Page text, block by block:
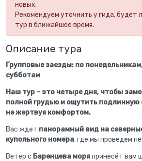
новых.
Рекомендуем уточнить у гида, будет
тур в ближайшее время.
Описание тура
Групповые заезды: по
субботам
Наш тур – это четыре дня, чтобы
полной грудью и ощутить подлинную
не жертвуя комфортом.
Вас ждет панорамный вид на
купольного номера, где мы проведем
Ветер с Баренцева моряпринесёт вам